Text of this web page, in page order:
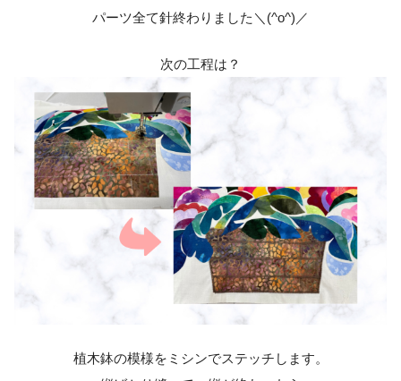
パーツ全て針終わりました＼(^o^)／
次の工程は？
植木鉢の模様をミシンでステッチします。